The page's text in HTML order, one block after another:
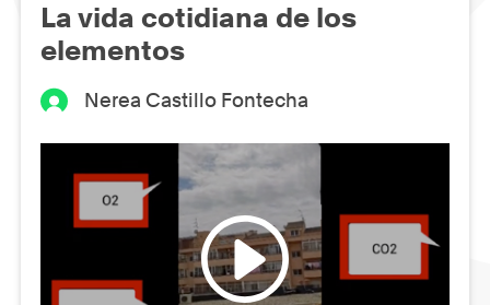
La vida cotidiana de los
elementos
Nerea Castillo Fontecha